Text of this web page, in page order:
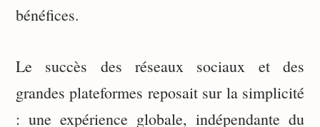
bénéfices.
Le succès des réseaux sociaux et des
grandes plateformes reposait sur la simplicité
: une expérience globale, indépendante du